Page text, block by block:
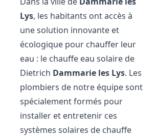
Lys, les habitants ont accès à
une solution innovante et
écologique pour chauffer leur
eau : le chauffe eau solaire de
Dietrich Dammarie les Lys. Les
plombiers de notre équipe sont
spécialement formés pour
installer et entretenir ces
systèmes solaires de chauffe